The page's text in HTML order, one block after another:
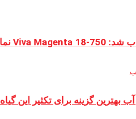
بهترین گزینه برای تکثیر این گیاه